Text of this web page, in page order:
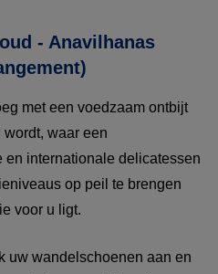
- Anavilhanas
met een voedzaam ontbijt
waar een
internationale delicatessen
op peil te brengen
voor u ligt.
uw wandelschoenen aan en